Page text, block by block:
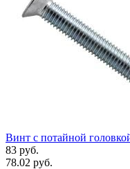
Винт с потайной
83 руб.
78.02 руб.